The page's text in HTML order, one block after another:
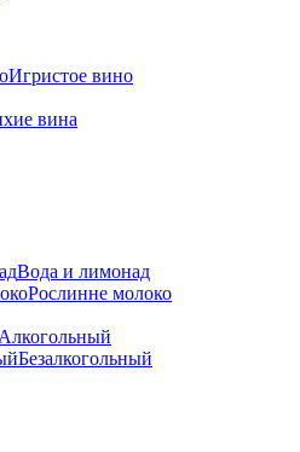
Игристое вино
вина
Вода и лимонад
Рослинне молоко
Алкогольный
Безалкогольный